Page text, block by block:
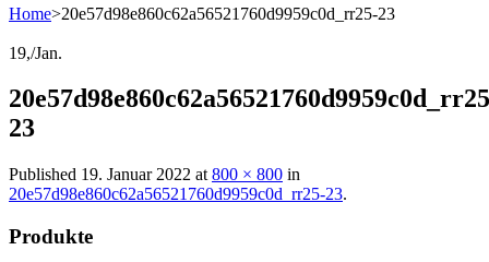
Home>20e57d98e860c62a56521760d9959c0d_rr25-23
19,/Jan.
23
Published 19. Januar 2022 at 800 × 800 in
20e57d98e860c62a56521760d9959c0d_rr25-23.
Produkte